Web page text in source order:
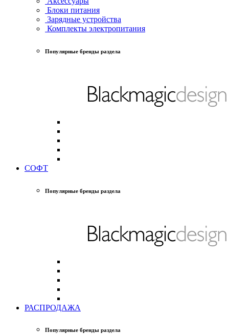
Блоки питания
Зарядные устройства
Комплекты электропитания
Популярные бренды раздела
СОФТ
Популярные бренды раздела
РАСПРОДАЖА
Популярные бренды раздела